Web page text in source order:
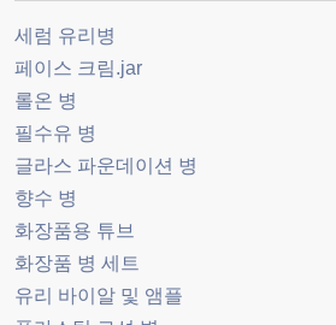
세럼 유리병
페이스 크림.jar
롤온 병
필수유 병
글라스 파운데이션 병
향수 병
화장품용 튜브
화장품 병 세트
유리 바이알 및 앰플